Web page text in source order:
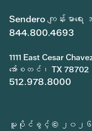
Sendero ကျန်းမာရေ
844.800.4693
1111 East Cesar
အော်စတင်၊ TX 78702
512.978.8000
မူပိုင်ခွင့် © ၂၀၂၆